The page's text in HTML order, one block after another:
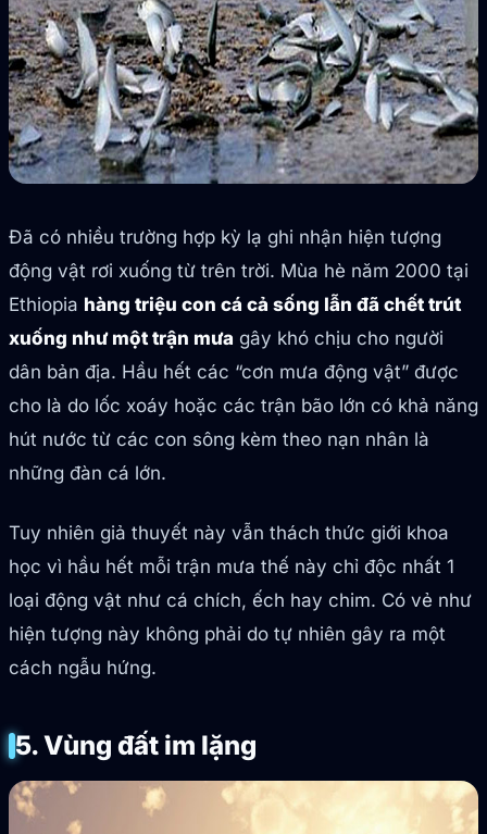
Đã có nhiều trường hợp kỳ lạ ghi nhận hiện tượng
động vật rơi xuống từ trên trời. Mùa hè năm 2000 tại
Ethiopia hàng triệu con cá cả sống lẫn đã chết trút
xuống như một trận mưa gây khó chịu cho người
dân bản địa. Hầu hết các “cơn mưa động vật” được
cho là do lốc xoáy hoặc các trận bão lớn có khả năng
hút nước từ các con sông kèm theo nạn nhân là
những đàn cá lớn.
Tuy nhiên giả thuyết này vẫn thách thức giới khoa
học vì hầu hết mỗi trận mưa thế này chỉ độc nhất 1
loại động vật như cá chích, ếch hay chim. Có vẻ như
hiện tượng này không phải do tự nhiên gây ra một
cách ngẫu hứng.
5. Vùng đất im lặng